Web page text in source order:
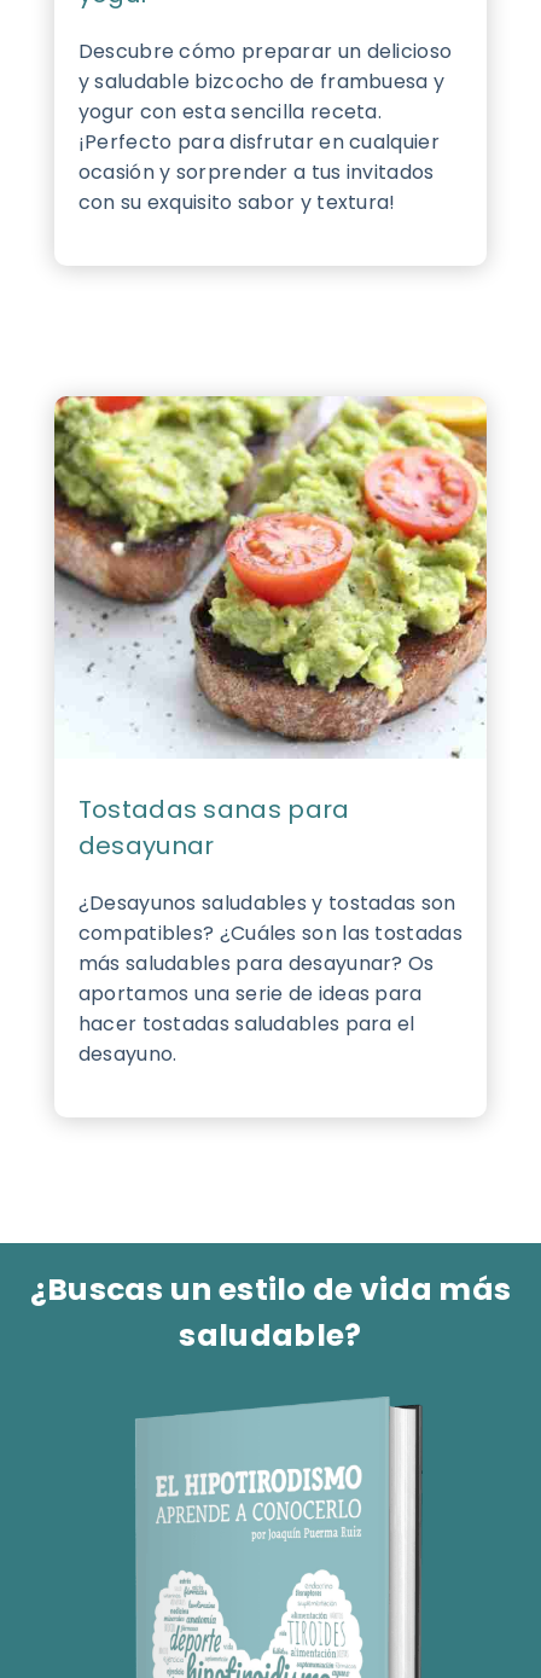
Descubre cómo preparar un delicioso
y saludable bizcocho de frambuesa y
yogur con esta sencilla receta.
¡Perfecto para disfrutar en cualquier
ocasión y sorprender a tus invitados
con su exquisito sabor y textura!
Tostadas sanas para
desayunar
¿Desayunos saludables y tostadas son
compatibles? ¿Cuáles son las tostadas
más saludables para desayunar? Os
aportamos una serie de ideas para
hacer tostadas saludables para el
desayuno.
¿Buscas un estilo de vida más
saludable?